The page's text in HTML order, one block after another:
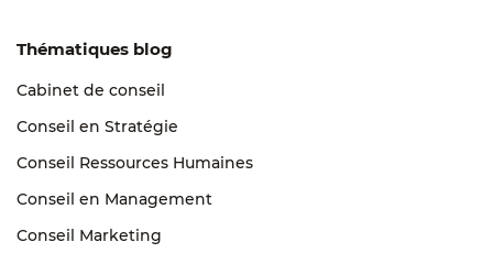
Thématiques blog
Cabinet de conseil
Conseil en Stratégie
Conseil Ressources Humaines
Conseil en Management
Conseil Marketing